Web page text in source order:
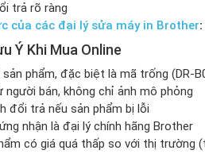
trả rõ ràng
của các đại lý sửa máy in Brother:
Ý Khi Mua Online
phẩm, đặc biệt là mã trống (DR-
bán, không chỉ ảnh mô phỏng
đổi trả nếu sản phẩm bị lỗi
nhận là đại lý chính hãng Brother
có giá quá thấp so với thị trường